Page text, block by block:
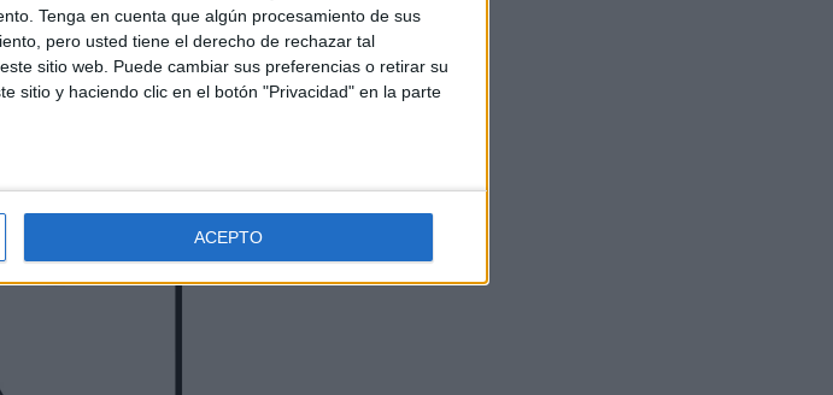
Tenga en cuenta que algún procesamiento de sus
pero usted tiene el derecho de rechazar tal
sitio web. Puede cambiar sus preferencias o retirar su
sitio y haciendo clic en el botón "Privacidad" en la parte
ACEPTO